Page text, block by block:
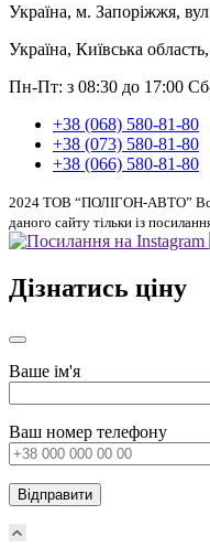
Україна, м. Запоріжжя,
Україна, Київська
Пн-Пт: з 08:30 до 17:00
+38 (068) 580-81-80
+38 (073) 580-81-80
+38 (066) 580-81-80
2024 ТОВ “ПОЛІГОН-АВТО” Всі
даного сайту тільки із
Дізнатись ціну
Ваше ім'я
Ваш номер телефону